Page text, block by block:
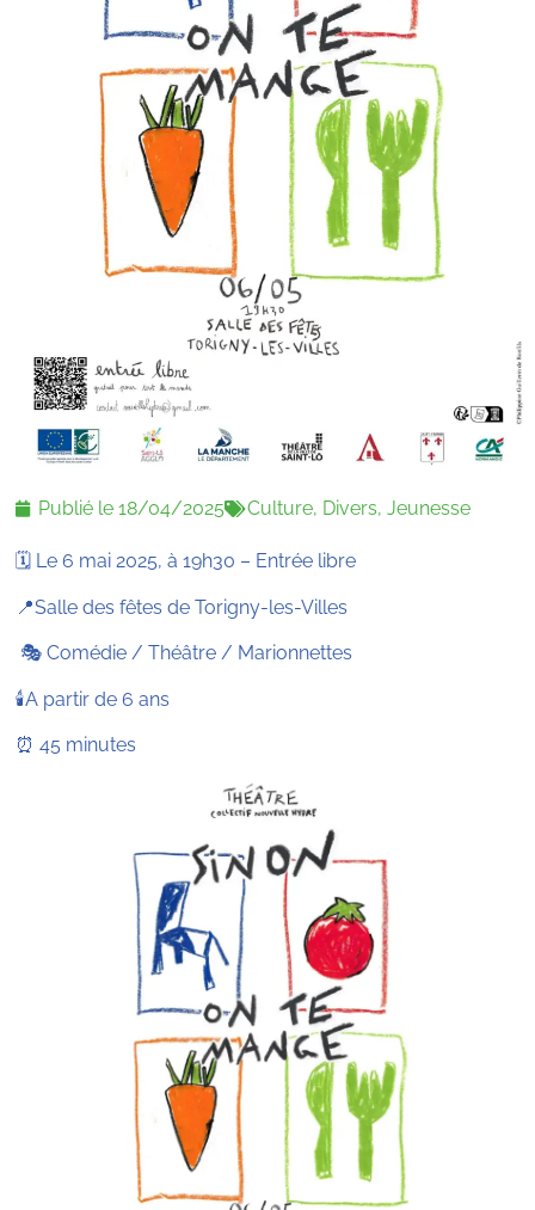
Publié le18/04/2025 Culture, Divers,Jeunesse
🗓️ Le 6 mai 2025, à 19h30 – Entrée libre
📍Salle des fêtes de Torigny-les-Villes
🎭 Comédie / Théâtre / Marionnettes
🕯️A partir de 6 ans
⏰ 45 minutes